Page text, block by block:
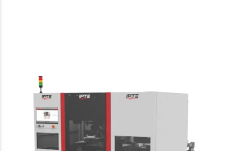
IPTE